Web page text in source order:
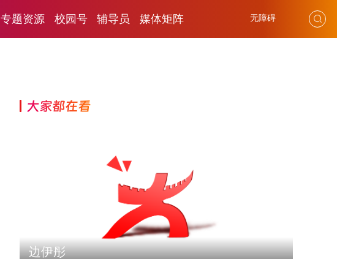
专题资源 校园号 辅导员 媒体矩阵 无障碍
大家都在看
边伊彤